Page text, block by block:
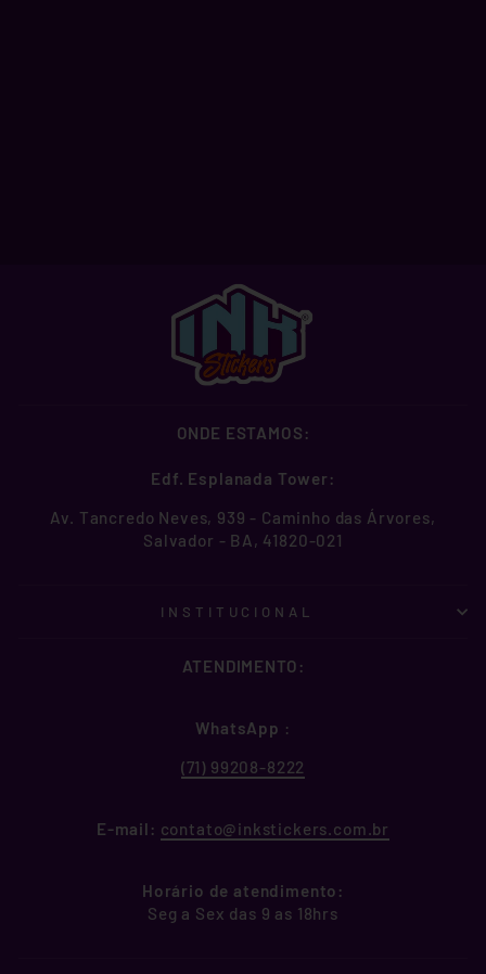
ONDE ESTAMOS:
Edf. Esplanada Tower:
Av. Tancredo Neves, 939 - Caminho das Árvores,
Salvador - BA, 41820-021
INSTITUCIONAL
ATENDIMENTO:
WhatsApp :
(71) 99208-8222
E-mail: contato@inkstickers.com.br
Horário de atendimento:
Seg a Sex das 9 as 18hrs